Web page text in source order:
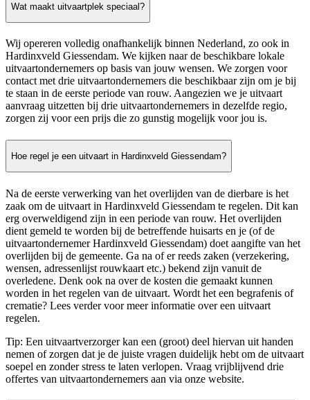
Wat maakt uitvaartplek speciaal?
Wij opereren volledig onafhankelijk binnen Nederland, zo ook in
Hardinxveld Giessendam. We kijken naar de beschikbare lokale
uitvaartondernemers op basis van jouw wensen. We zorgen voor
contact met drie uitvaartondernemers die beschikbaar zijn om je bij
te staan in de eerste periode van rouw. Aangezien we je uitvaart
aanvraag uitzetten bij drie uitvaartondernemers in dezelfde regio,
zorgen zij voor een prijs die zo gunstig mogelijk voor jou is.
Hoe regel je een uitvaart in Hardinxveld Giessendam?
Na de eerste verwerking van het overlijden van de dierbare is het
zaak om de uitvaart in Hardinxveld Giessendam te regelen. Dit kan
erg overweldigend zijn in een periode van rouw. Het overlijden
dient gemeld te worden bij de betreffende huisarts en je (of de
uitvaartondernemer Hardinxveld Giessendam) doet aangifte van het
overlijden bij de gemeente. Ga na of er reeds zaken (verzekering,
wensen, adressenlijst rouwkaart etc.) bekend zijn vanuit de
overledene. Denk ook na over de kosten die gemaakt kunnen
worden in het regelen van de uitvaart. Wordt het een begrafenis of
crematie? Lees verder voor meer informatie over een uitvaart
regelen.
Tip: Een uitvaartverzorger kan een (groot) deel hiervan uit handen
nemen of zorgen dat je de juiste vragen duidelijk hebt om de uitvaart
soepel en zonder stress te laten verlopen. Vraag vrijblijvend drie
offertes van uitvaartondernemers aan via onze website.